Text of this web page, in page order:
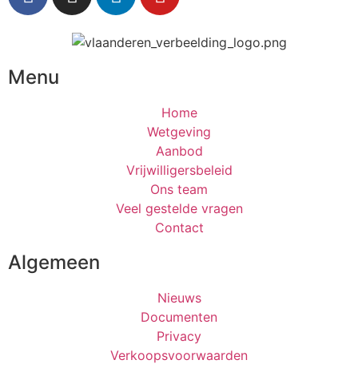
Menu
Home
Wetgeving
Aanbod
Vrijwilligersbeleid
Ons team
Veel gestelde vragen
Contact
Algemeen
Nieuws
Documenten
Privacy
Verkoopsvoorwaarden